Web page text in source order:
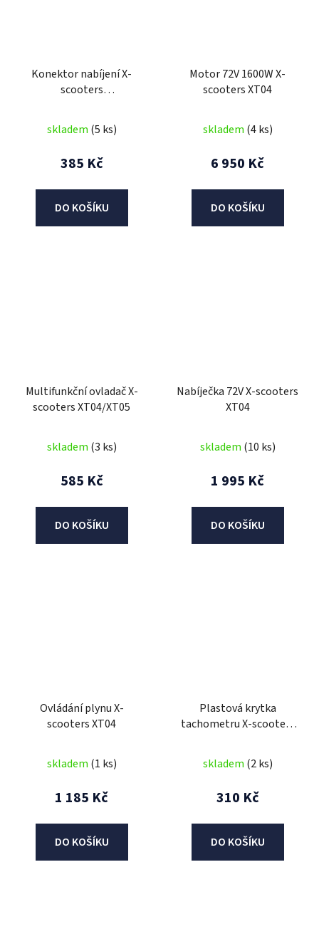
Konektor nabíjení X-
scooters
skladem (5 ks)
385 Kč
DO KOŠÍKU
Motor 72V 1600W X-
scooters XT04
skladem (4 ks)
6 950 Kč
DO KOŠÍKU
Multifunkční ovladač X-
scooters XT04/XT05
skladem (3 ks)
585 Kč
DO KOŠÍKU
Nabíječka 72V X-scooters
XT04
skladem (10 ks)
1 995 Kč
DO KOŠÍKU
Ovládání plynu X-
scooters XT04
skladem (1 ks)
1 185 Kč
DO KOŠÍKU
Plastová krytka
tachometru X-scooters
skladem (2 ks)
310 Kč
DO KOŠÍKU